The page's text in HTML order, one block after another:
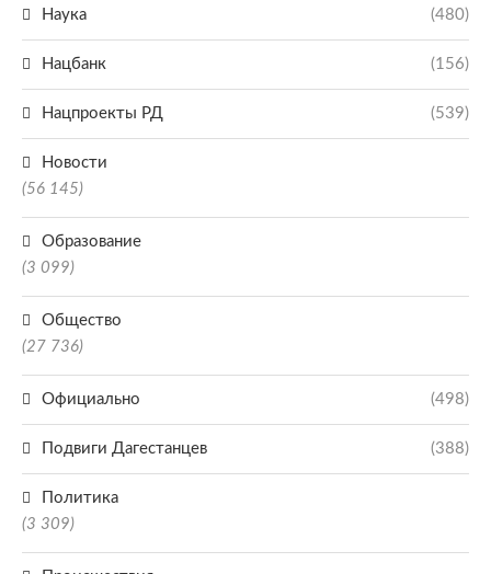
Наука (480)
Нацбанк (156)
Нацпроекты РД (539)
Новости
(56 145)
Образование
(3 099)
Общество
(27 736)
Официально (498)
Подвиги Дагестанцев (388)
Политика
(3 309)